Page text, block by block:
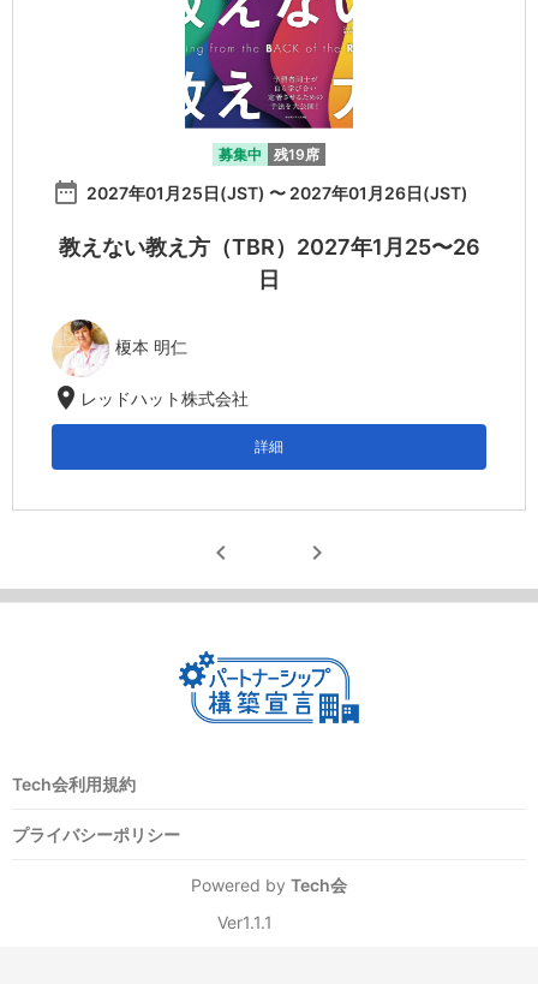
募集中 残19席
date_range 2027年01月25日(JST) 〜 2027年01月26日(JST)
教えない教え方（TBR）2027年1月25〜26
日
榎本 明仁
location_on レッドハット株式会社
詳細
chevron_left chevron_right
Tech会利用規約
プライバシーポリシー
Powered by Tech会
Ver1.1.1